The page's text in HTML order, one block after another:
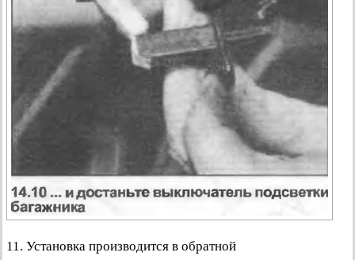
11. Установка производится в обратной